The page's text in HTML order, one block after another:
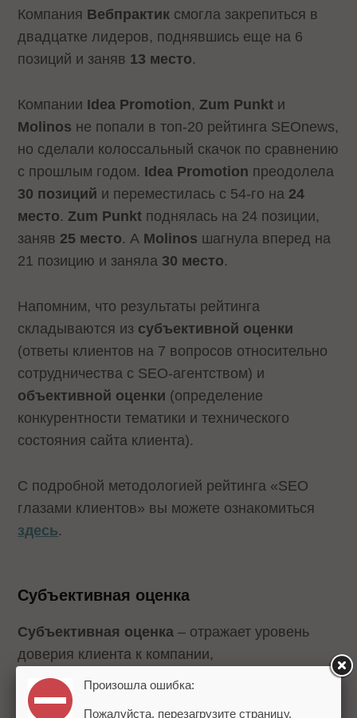
Компания Вебпрактик смогла закрепиться в
двадцатке лидеров, поднявшись еще на 6
позиций и заняв 13 место.
Компании Idea Promotion,Zum Punkt и
Molinos не попали в топ-20 рейтинга SEOnews,
но сделали колоссальный скачок по сравнению
с прошлым годом. Idea Promotion преодолела
30 позиций и переместилась с 54-го на 24
место.Zum Punkt поднялась на 24 позиции,
заняв 25 место. А Molinos шагнула вперед на
21 позицию и заняла 30 место.
Напомним, что результаты рейтинга
складываются из субъективной оценки
(ответы клиентов на 7 вопросов относительно
сотрудничества с SEO-агентством) и
объективной оценки (определение
конкурентности тематики и технического
состояния сайта клиента).
С подробной методологией рейтинга «SEO
глазами клиентов» вы можете ознакомиться
здесь.
Субъективная оценка
Субъективная оценка – отражает уровень
доверия клиента к компании,
удовлетворенность работой менеджеров и
продвижением в целом. Критерии, которые
Произошла ошибка:
Пожалуйста, перезагрузите страницу.